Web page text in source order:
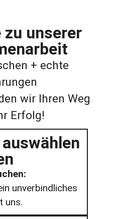
unserer
+ echte
wir Ihren Weg
Erfolg!
unverbindliches
uns.